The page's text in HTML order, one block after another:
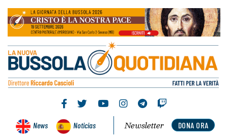
News Noticias DONA ORA
Newsletter